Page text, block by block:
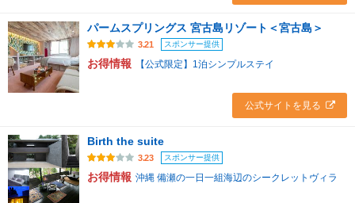
パームスプリングス 宮古島リゾート＜宮古島＞
3.21 スポンサー提供
お得情報 【公式限定】1泊シンプルステイ
公式サイトを見る
Birth the suite
3.23 スポンサー提供
お得情報 沖縄 備瀬の一日一組海辺のシークレットヴィラ